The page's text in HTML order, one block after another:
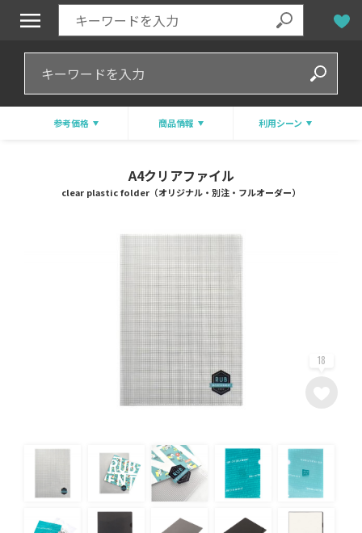
参考価格 商品情報 利用シーン
A4クリアファイル
clear plastic folder（オリジナル・別注・フルオーダー）
18